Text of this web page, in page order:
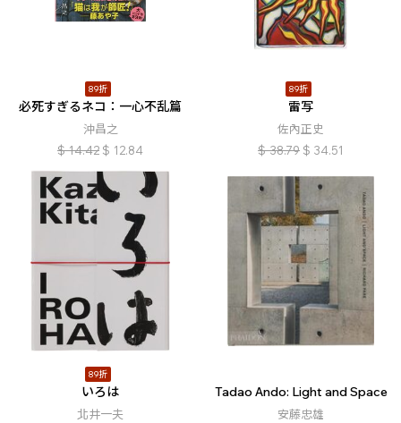
89折
必死すぎるネコ：一心不乱篇
沖昌之
$ 14.42 $ 12.84
89折
雷写
佐內正史
$ 38.79 $ 34.51
89折
いろは
北井一夫
Tadao Ando: Light and Space
安藤忠雄